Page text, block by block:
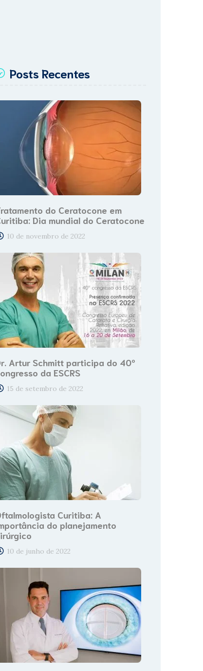
Posts Recentes
do Ceratocone em
Dia mundial do Ceratocone
10 de novembro de 2022
Artur Schmitt participa do 40º
da ESCRS
15 de setembro de 2022
Curitiba: A
do planejamento
10 de junho de 2022